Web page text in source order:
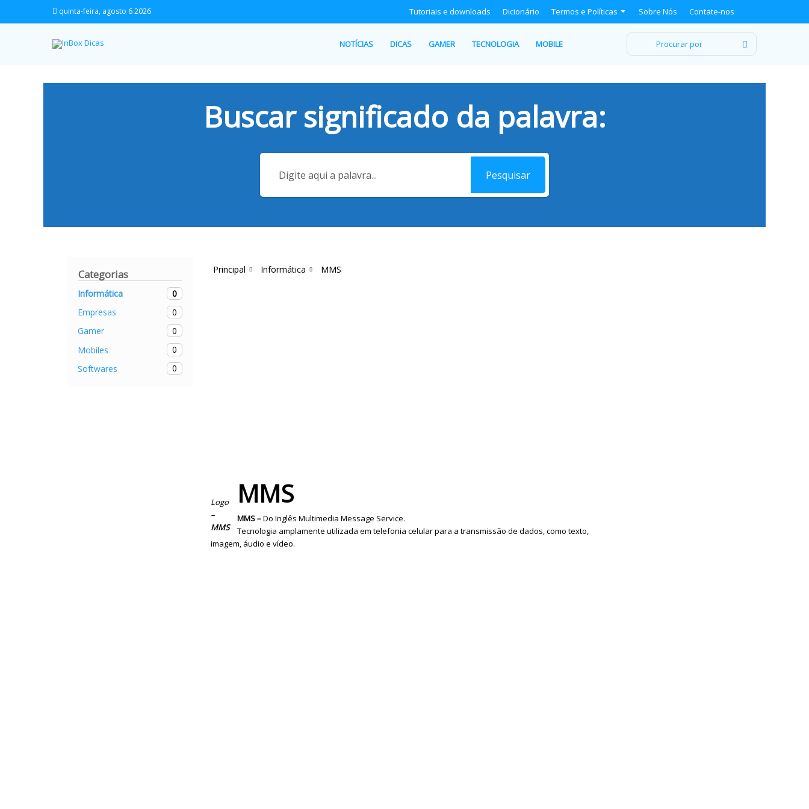
quinta-feira, agosto 6 2026 Tutoriais e downloads Dicionário Termos e Políticas Sobre Nós Contate-nos
NOTÍCIAS DICAS GAMER TECNOLOGIA MOBILE Procurar
por
Buscar significado da palavra:
Pesquisar
Categorias
Informática
0
Empresas
0
Gamer
0
Mobiles
0
Softwares
0
Principal Informática MMS
Logo
–
MMS
MMS
MMS –Do Inglês Multimedia Message Service.
Tecnologia amplamente utilizada em telefonia celular para a transmissão de dados, como texto,
imagem, áudio e vídeo.